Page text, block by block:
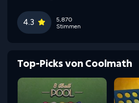
4.3
5,870
Stimmen
Top-Picks von Coolmath